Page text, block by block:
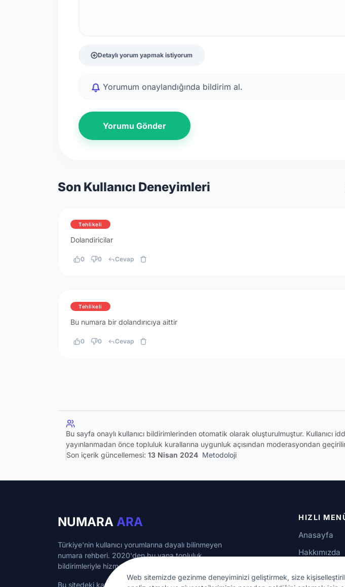
Web sitemizde gezinme deneyiminizi geliştirmek, size
Detaylı yorum yapmak istiyorum
Yorumum onaylandığında bildirim al.
Yorumu Gönder
Son Kullanıcı Deneyimleri
Tehlikeli
Dolandiricilar
0 0 Cevap
Tehlikeli
Bu numara bir dolandırıcıya aittir
0 0 Cevap
Bu sayfa onaylı kullanıcı bildirimlerinden otomatik olarak oluşturulmuştur. Kullanıcı
yayınlanmadan önce topluluk kurallarına uygunluk açısından moderasyondan
Son içerik güncellemesi: 13 Nisan 2024 Metodoloji
NUMARA ARA
Türkiye'nin kullanıcı yorumlarına dayalı bilinmeyen
numara rehberi. 2020'den bu yana topluluk
bildirimleriyle hizmet veriyoruz.
Bu sitedeki kayıtlı numaralar bilgilendirme amaçlı olup,
HIZLI
Anasayfa
Hakkımızda